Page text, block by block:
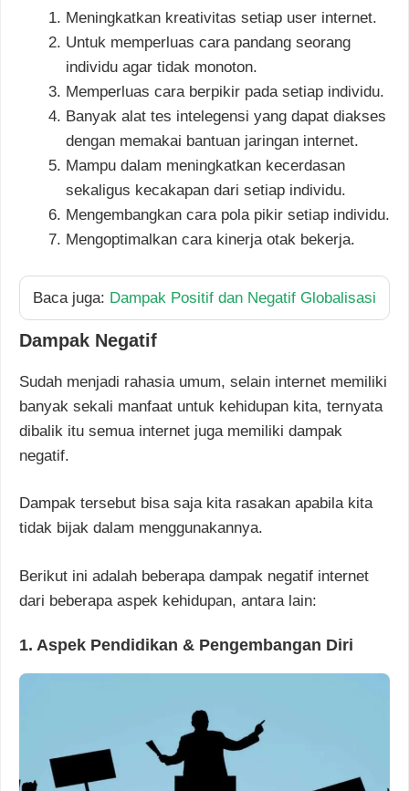
Meningkatkan kreativitas setiap user internet.
Untuk memperluas cara pandang seorang
individu agar tidak monoton.
Memperluas cara berpikir pada setiap individu.
Banyak alat tes intelegensi yang dapat diakses
dengan memakai bantuan jaringan internet.
Mampu dalam meningkatkan kecerdasan
sekaligus kecakapan dari setiap individu.
Mengembangkan cara pola pikir setiap individu.
Mengoptimalkan cara kinerja otak bekerja.
Baca juga: Dampak Positif dan Negatif Globalisasi
Dampak Negatif
Sudah menjadi rahasia umum, selain internet memiliki
banyak sekali manfaat untuk kehidupan kita, ternyata
dibalik itu semua internet juga memiliki dampak
negatif.
Dampak tersebut bisa saja kita rasakan apabila kita
tidak bijak dalam menggunakannya.
Berikut ini adalah beberapa dampak negatif internet
dari beberapa aspek kehidupan, antara lain:
1. Aspek Pendidikan & Pengembangan Diri